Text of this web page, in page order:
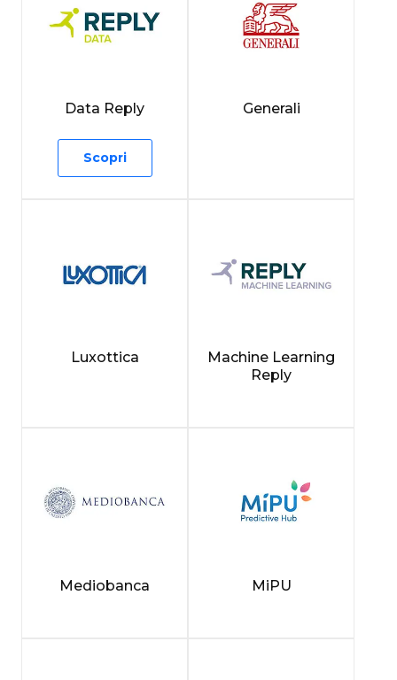
Data Reply
Scopri
Generali
Luxottica
Machine Learning
Reply
Mediobanca MiPU